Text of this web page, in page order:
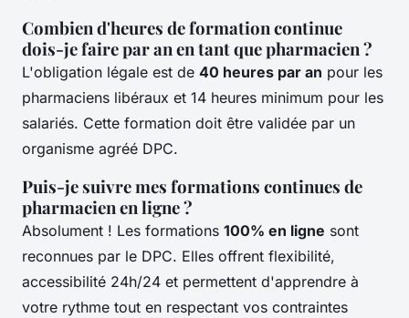
Combien d'heures de formation continue
dois-je faire par an en tant que pharmacien ?
L'obligation légale est de 40 heures par an pour les
pharmaciens libéraux et 14 heures minimum pour les
salariés. Cette formation doit être validée par un
organisme agréé DPC.
Puis-je suivre mes formations continues de
pharmacien en ligne ?
Absolument ! Les formations 100% en ligne sont
reconnues par le DPC. Elles offrent flexibilité,
accessibilité 24h/24 et permettent d'apprendre à
votre rythme tout en respectant vos contraintes